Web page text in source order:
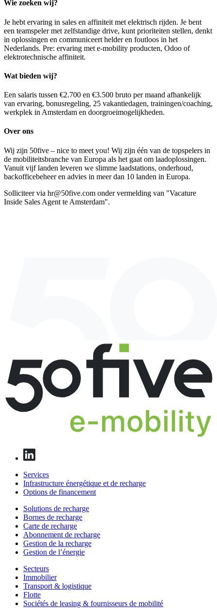
Wie zoeken wij?
Je hebt ervaring in sales en affiniteit met elektrisch rijden. Je bent
een teamspeler met zelfstandige drive, kunt prioriteiten stellen, denkt
in oplossingen en communiceert helder en foutloos in het
Nederlands. Pre: ervaring met e-mobility producten, Odoo of
elektrotechnische affiniteit.
Wat bieden wij?
Een salaris tussen €2.700 en €3.500 bruto per maand afhankelijk
van ervaring, bonusregeling, 25 vakantiedagen, trainingen/coaching,
werkplek in Amsterdam en doorgroeimogelijkheden.
Over ons
Wij zijn 50five – nice to meet you! Wij zijn één van de topspelers in
de mobiliteitsbranche van Europa als het gaat om laadoplossingen.
Vanuit vijf landen leveren we slimme laadstations, onderhoud,
backofficebeheer en advies in meer dan 10 landen in Europa.
Solliciteer via hr@50five.com onder vermelding van "Vacature
Inside Sales Agent te Amsterdam".
Services
Infrastructure énergétique et de recharge
Options de financement
Solutions de recharge
Bornes de recharge
Carte de recharge
Abonnement de recharge
Gestion de la recharge
Gestion de l’énergie
Secteurs
Immobilier
Transport & logistique
Flotte
Sociétés de leasing & fournisseurs de mobilité